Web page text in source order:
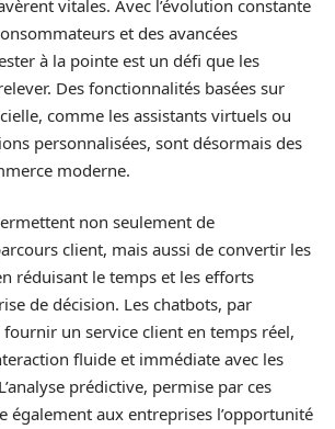
vitales. Avec l’évolution constante
et des avancées
à la pointe est un défi que les
Des fonctionnalités basées sur
comme les assistants virtuels ou
personnalisées, sont désormais des
moderne.
non seulement de
client, mais aussi de convertir les
réduisant le temps et les efforts
de décision. Les chatbots, par
un service client en temps réel,
fluide et immédiate avec les
prédictive, permise par ces
également aux entreprises l’opportunité